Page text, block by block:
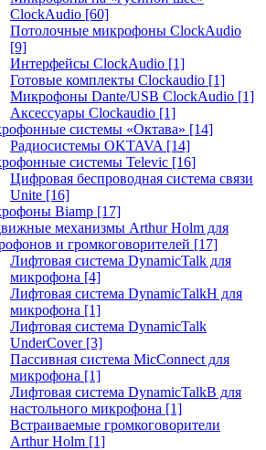
ClockAudio [60]
Потолочные микрофоны ClockAudio
[9]
Интерфейсы ClockAudio [1]
Готовые комплекты Clockaudio [1]
Микрофоны Dante/USB ClockAudio [1]
Аксессуары Clockaudio [1]
системы «Октава» [14]
Радиосистемы OKTAVA [14]
системы Televic [16]
Цифровая беспроводная система связи
Unite [16]
Biamp [17]
механизмы Arthur Holm для
и громкоговорителей [17]
Лифтовая система DynamicTalk для
микрофона [4]
Лифтовая система DynamicTalkH для
микрофона [1]
Лифтовая система DynamicTalk
UnderCover [3]
Пассивная система MicConnect для
микрофона [1]
Лифтовая система DynamicTalkB для
настольного микрофона [1]
Встраиваемые громкоговорители
Arthur Holm [1]